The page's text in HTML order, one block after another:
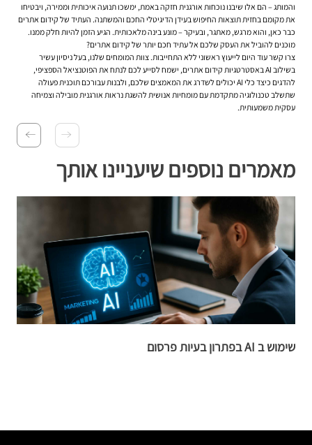
והמותג – הם אלו שיבנו נוכחות אורגנית חזקה באמת, ימשכו תנועה איכותית וממירה, ויבטיחו
את מקומם בחזית תוצאות החיפוש בעידן הדיגיטלי החכם והמשתנה. העתיד של קידום אתרים
כבר כאן, והוא מרגש, מאתגר, ובעיקר – מונע בינה מלאכותית. הגיע הזמן להיות חלק ממנו.
מוכנים להוביל את העסק שלכם אל עתיד חכם יותר של קידום אתרים?
צרו קשר עוד היום לייעוץ ראשוני ללא התחייבות. צוות המומחים שלנו, בעל ניסיון עשיר
בשילוב AI באסטרטגיות
קידום אתרים, ישמח לסייע לכם לנתח את הפוטנציאל הספציפי,
להדגים כיצד כלי AI יכולים לשדרג את המאמצים שלכם, ולבנות עבורכם תוכנית פעולה
שתשלב טכנולוגיה מתקדמת עם מומחיות אנושית להשגת נראות אורגנית מובילה וצמיחה
עסקית משמעותית.
מאמרים נוספים שיעניינו אותך
שימוש ב AI בפתרון בעיות פרסום